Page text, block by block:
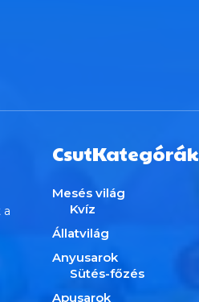
a
CsutKategórák
Mesés világ
Kvíz
Állatvilág
Anyusarok
Sütés-főzés
Apusarok